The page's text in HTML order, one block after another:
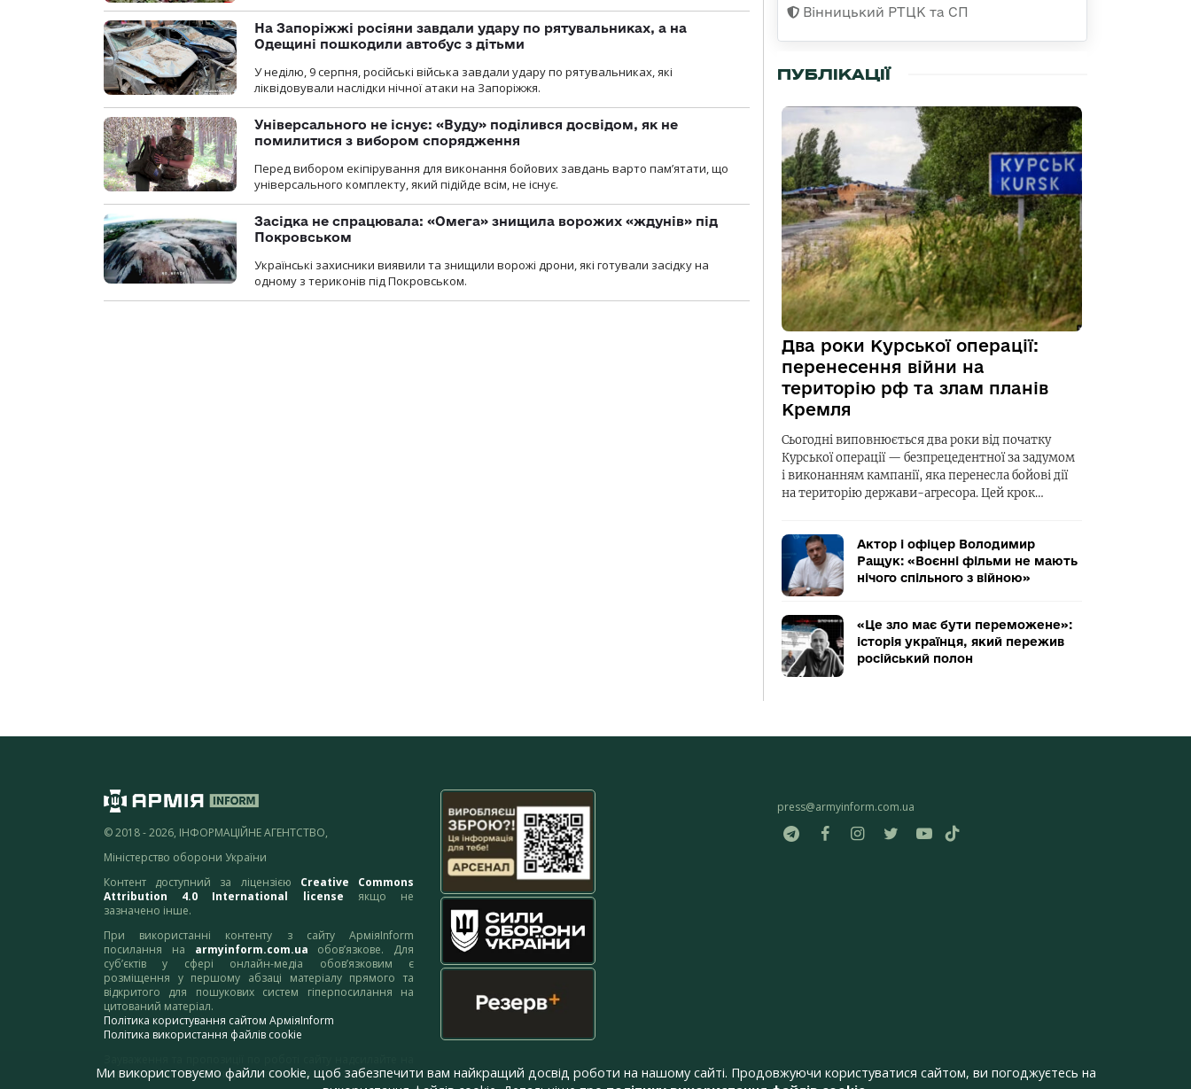
На Запоріжжі росіяни завдали удару по рятувальниках, а на
Одещині пошкодили автобус з дітьми
У неділю, 9 серпня, російські війська завдали удару по рятувальниках, які
ліквідовували наслідки нічної атаки на Запоріжжя.
Універсального не існує: «Вуду» поділився досвідом, як не
помилитися з вибором спорядження
Перед вибором екіпірування для виконання бойових завдань варто пам’ятати, що
універсального комплекту, який підійде всім, не існує.
Засідка не спрацювала: «Омега» знищила ворожих «ждунів» під
Покровськом
Українські захисники виявили та знищили ворожі дрони, які готували засідку на
одному з териконів під Покровськом.
Вінницький РТЦК та СП
ПУБЛІКАЦІЇ
Два роки Курської операції:
перенесення війни на
територію рф та злам планів
Кремля
Сьогодні виповнюється два роки від початку
Курської операції — безпрецедентної за задумом
і виконанням кампанії, яка перенесла бойові дії
на територію держави-агресора. Цей крок…
Актор і офіцер Володимир
Ращук: «Воєнні фільми не мають
нічого спільного з війною»
«Це зло має бути переможене»:
історія українця, який пережив
російський полон
© 2018 - 2026, ІНФОРМАЦІЙНЕ АГЕНТСТВО,
Міністерство оборони України
Контент доступний за ліцензією Creative Commons
Attribution 4.0 International license якщо не
зазначено інше.
При використанні контенту з сайту АрміяInform
посилання на armyinform.com.ua обов’язкове. Для
суб’єктів у сфері онлайн-медіа обов’язковим є
розміщення у першому абзаці матеріалу прямого та
відкритого для пошукових систем гіперпосилання на
цитований матеріал.
Політика користування сайтом АрміяInform
Політика використання файлів cookie
адресу:webmaster@armyinform.com.ua
press@armyinform.com.ua
Ми використовуємо файли cookie, щоб забезпечити вам найкращий досвід роботи на нашому сайті. Продовжуючи користуватися сайтом, ви погоджуєтесь на